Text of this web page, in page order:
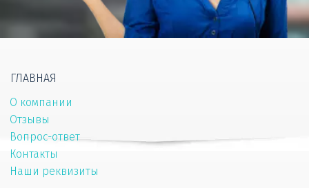
ГЛАВНАЯ
О компании
Отзывы
Вопрос-ответ
Контакты
Наши реквизиты